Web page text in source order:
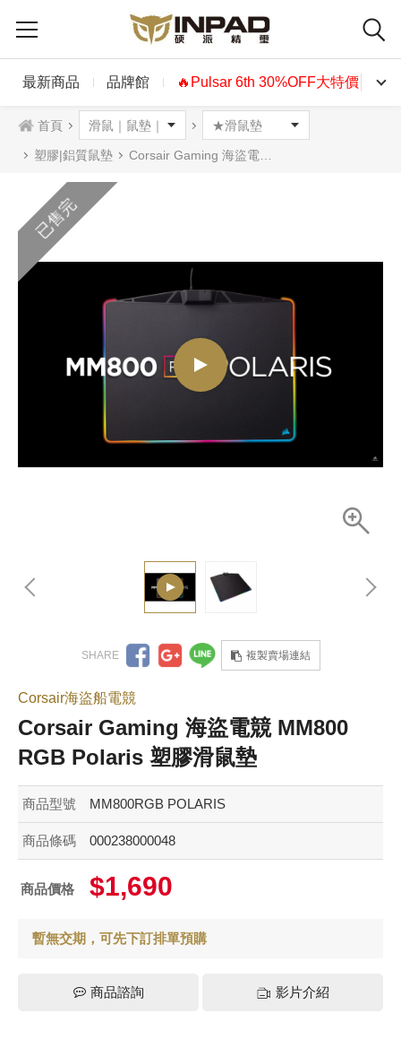
最新商品 品牌館 🔥Pulsar 6th 30%OFF大特價🔥
首頁
塑膠|鋁質鼠墊 Corsair Gaming 海盜電競 MM800 RGB Polaris 塑膠滑鼠墊
已售完
複製賣場連結
Corsair海盜船電競
Corsair Gaming 海盜電競 MM800
RGB Polaris 塑膠滑鼠墊
商品型號 MM800RGB POLARIS
商品條碼 000238000048
商品價格 $1,690
暫無交期，可先下訂排單預購
商品諮詢 影片介紹